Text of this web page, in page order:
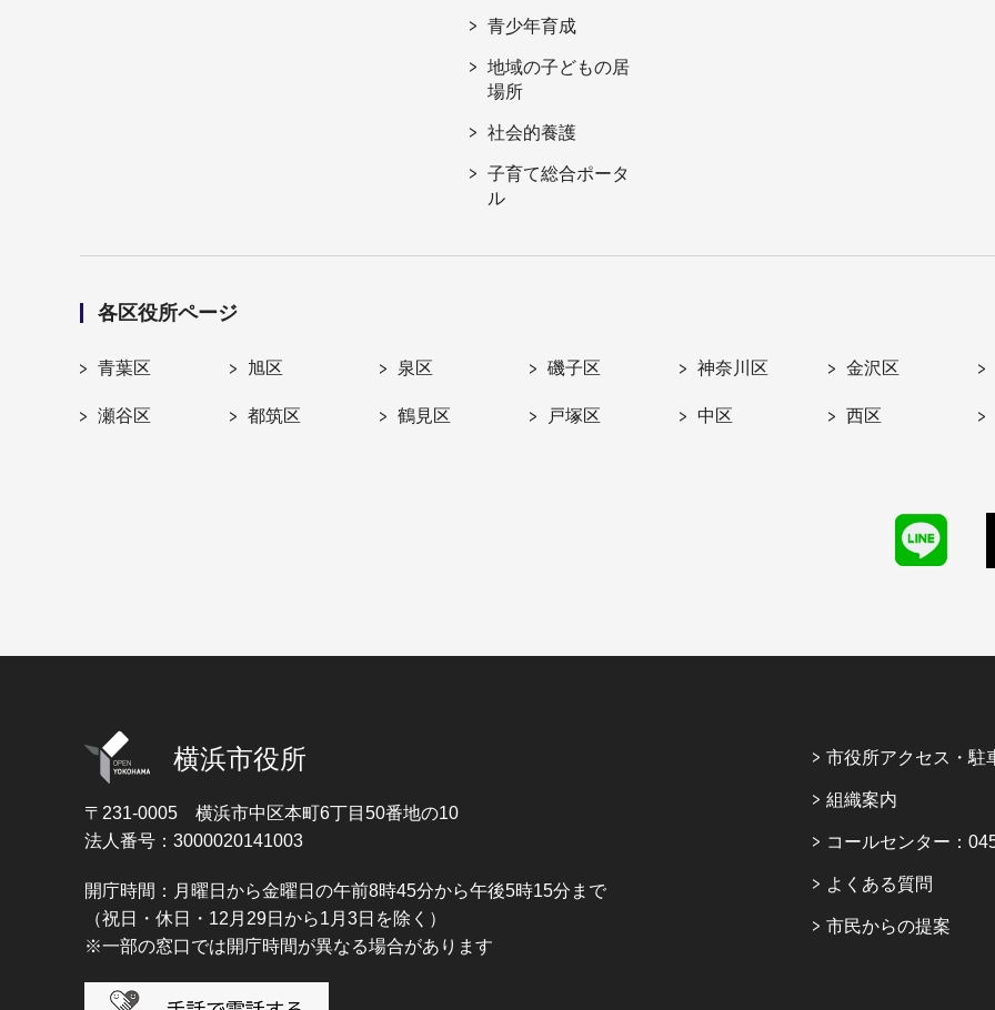
青少年育成
地域の子どもの居
場所
社会的養護
子育て総合ポータ
ル
各区役所ページ
青葉区 旭区 泉区 磯子区 神奈川区 金沢区
瀬谷区 都筑区 鶴見区 戸塚区 中区 西区
横浜市役所
〒231-0005 横浜市中区本町6丁目50番地の10
法人番号：3000020141003
開庁時間：月曜日から金曜日の午前8時45分から午後5時15分まで
（祝日・休日・12月29日から1月3日を除く）
※一部の窓口では開庁時間が異なる場合があります
市役所アクセス・駐
組織案内
コールセンター：
よくある質問
市民からの提案